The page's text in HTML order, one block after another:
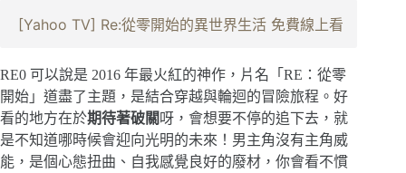
[Yahoo TV] Re:從零開始的異世界生活 免費線上看
RE0 可以說是 2016 年最火紅的神作，片名「RE：從零
開始」道盡了主題，是結合穿越與輪迴的冒險旅程。好
看的地方在於期待著破關 呀，會想要不停的追下去，就
是不知道哪時候會迎向光明的未來！男主角沒有主角威
能，是個心態扭曲、自我感覺良好的廢材，你會看不慣